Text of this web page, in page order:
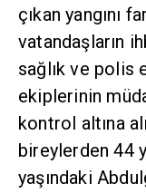
çıkan yangını
vatandaşların
sağlık ve polis
ekiplerinin
kontrol altına
bireylerden 44
yaşındaki